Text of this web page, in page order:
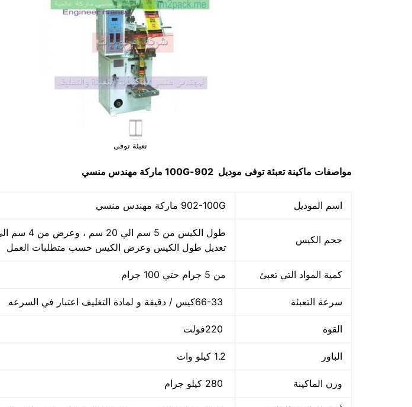
تعبئة توفى
مواصفات ماكينةتعبئة توفى موديل 902-100G ماركة مهندس منسي
اسم الموديل 902-100G ماركة مهندس منسي
حجم الكيس
تعديل طول الكيس وعرض الكيس حسب متطلبات العمل
كمية المواد التي تعبئ من 5 جرام حتي 100 جرام
سرعة التعبئة
القوة
الباور 1.2 كيلو وات
وزن الماكينة